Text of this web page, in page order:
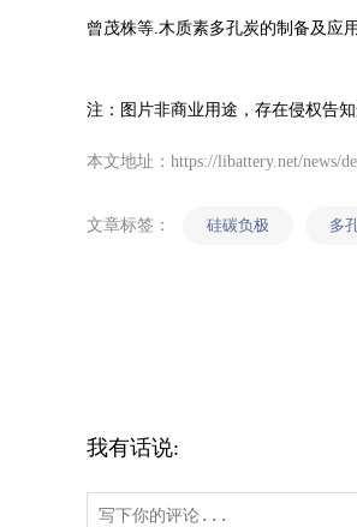
曾茂株等.木质素多孔炭的制备及应
注：图片非商业用途，存在侵权告知
本文地址：https://libattery.net/news/
文章标签： 硅碳负极 多
我有话说: